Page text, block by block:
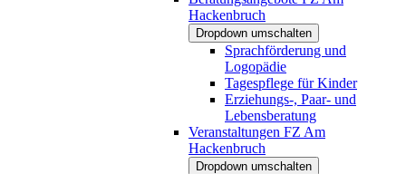
Hackenbruch
Dropdown umschalten
Sprachförderung und
Logopädie
Tagespflege für Kinder
Erziehungs-, Paar- und
Lebensberatung
Veranstaltungen FZ Am
Hackenbruch
Dropdown umschalten